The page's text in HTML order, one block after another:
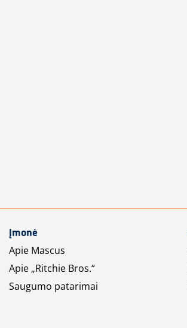
Įmonė
Apie Mascus
Apie „Ritchie Bros.“
Saugumo patarimai